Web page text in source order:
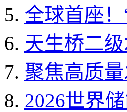
全球首座
天生桥二
聚焦高质
2026世界